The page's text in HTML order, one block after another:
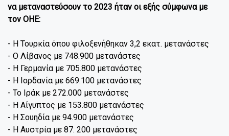
να μεταναστεύσουν το 2023 ήταν οι εξής σύμφωνα με
τον ΟΗΕ:
- Η Τουρκία όπου φιλοξενήθηκαν 3,2 εκατ. μετανάστες
- Ο Λίβανος με 748.900 μετανάστες
- Η Γερμανία με 705.800 μετανάστες
- Η Ιορδανία με 669.100 μετανάστες
- Το Ιράκ με 272.000 μετανάστες
- Η Αίγυπτος με 153.800 μετανάστες
- Η Σουηδία με 94.900 μετανάστες
- Η Αυστρία με 87. 200 μετανάστες